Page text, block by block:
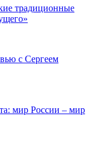
традиционные
с Сергеем
мир России – мир